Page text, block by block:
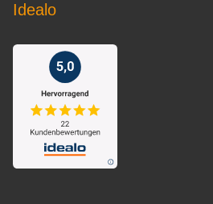
Idealo